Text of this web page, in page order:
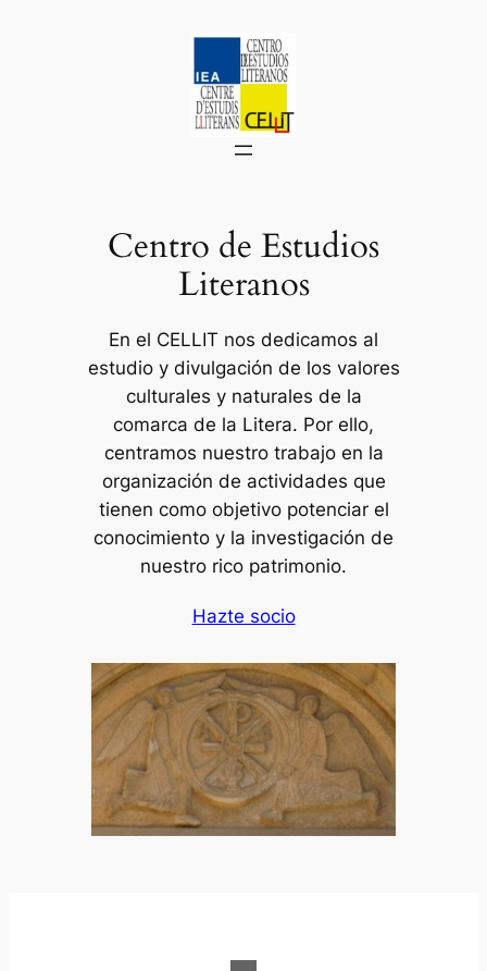
Centro de Estudios
Literanos
En el CELLIT nos dedicamos al
estudio y divulgación de los valores
culturales y naturales de la
comarca de la Litera. Por ello,
centramos nuestro trabajo en la
organización de actividades que
tienen como objetivo potenciar el
conocimiento y la investigación de
nuestro rico patrimonio.
Hazte socio